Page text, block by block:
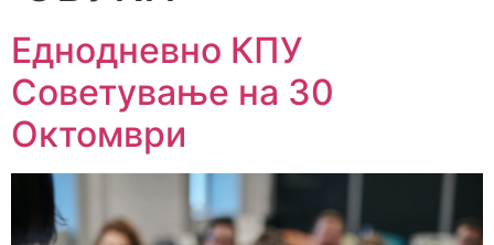
Еднодневно КПУ
Советување на 30
Октомври